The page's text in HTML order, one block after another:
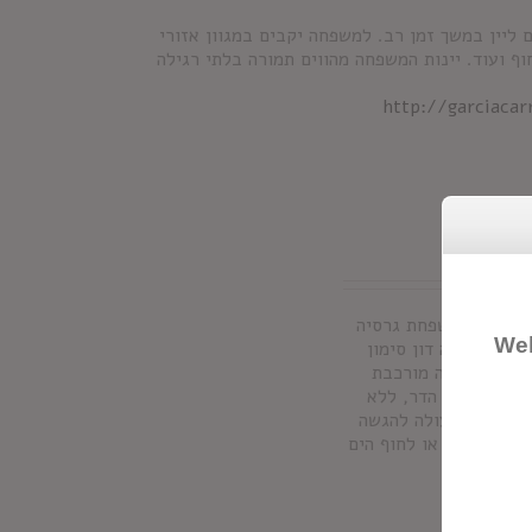
בשנת 1890 לאחר שגידלה גפנים ליין במשך זמן רב. למשפחה יקבים במגוון אזורי
ועוד. יינות המשפחה מהווים תמורה בלתי רגילה
http://
ממשפחת גרסיה
סנגריה דון סימון
הסנגריה מורכבת
פרי הדר, ללא
תוספת חומרים משמרים והיא מכילה 7% אלכוהול. מעולה להגשה
מסיבות או לחוף הים